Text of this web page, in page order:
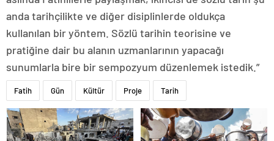
anda tarihçilikte ve diğer disiplinlerde oldukça
kullanılan bir yöntem. Sözlü tarihin teorisine ve
pratiğine dair bu alanın uzmanlarının yapacağı
sunumlarla bire bir sempozyum düzenlemek istedik.”
Fatih Gün Kültür Proje Tarih